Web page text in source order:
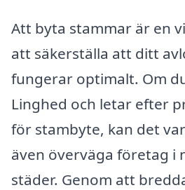
Att byta stammar är en
att säkerställa att ditt
fungerar optimalt. Om
Linghed och letar efter
för stambyte, kan det
även överväga företag i
städer. Genom att